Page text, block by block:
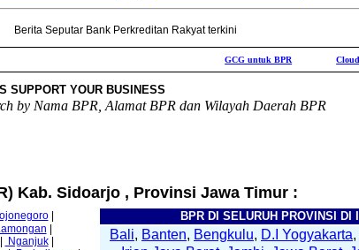
Berita Seputar Bank Perkreditan Rakyat terkini
GCG untuk BPR Cloud
SUPPORT YOUR BUSINESS
by Nama BPR, Alamat BPR dan Wilayah Daerah BPR
Kab. Sidoarjo , Provinsi Jawa Timur :
|
Nganjuk|
BPR DI SELURUH PROVINSI DI
Bali, Banten, Bengkulu, D.I Yogyakarta,